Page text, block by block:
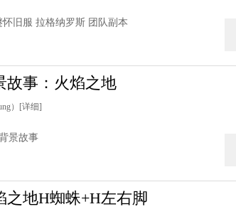
怀旧服 拉格纳罗斯 团队副本
故事：火焰之地
） [详细]
景故事
之地H蜘蛛+H左右脚